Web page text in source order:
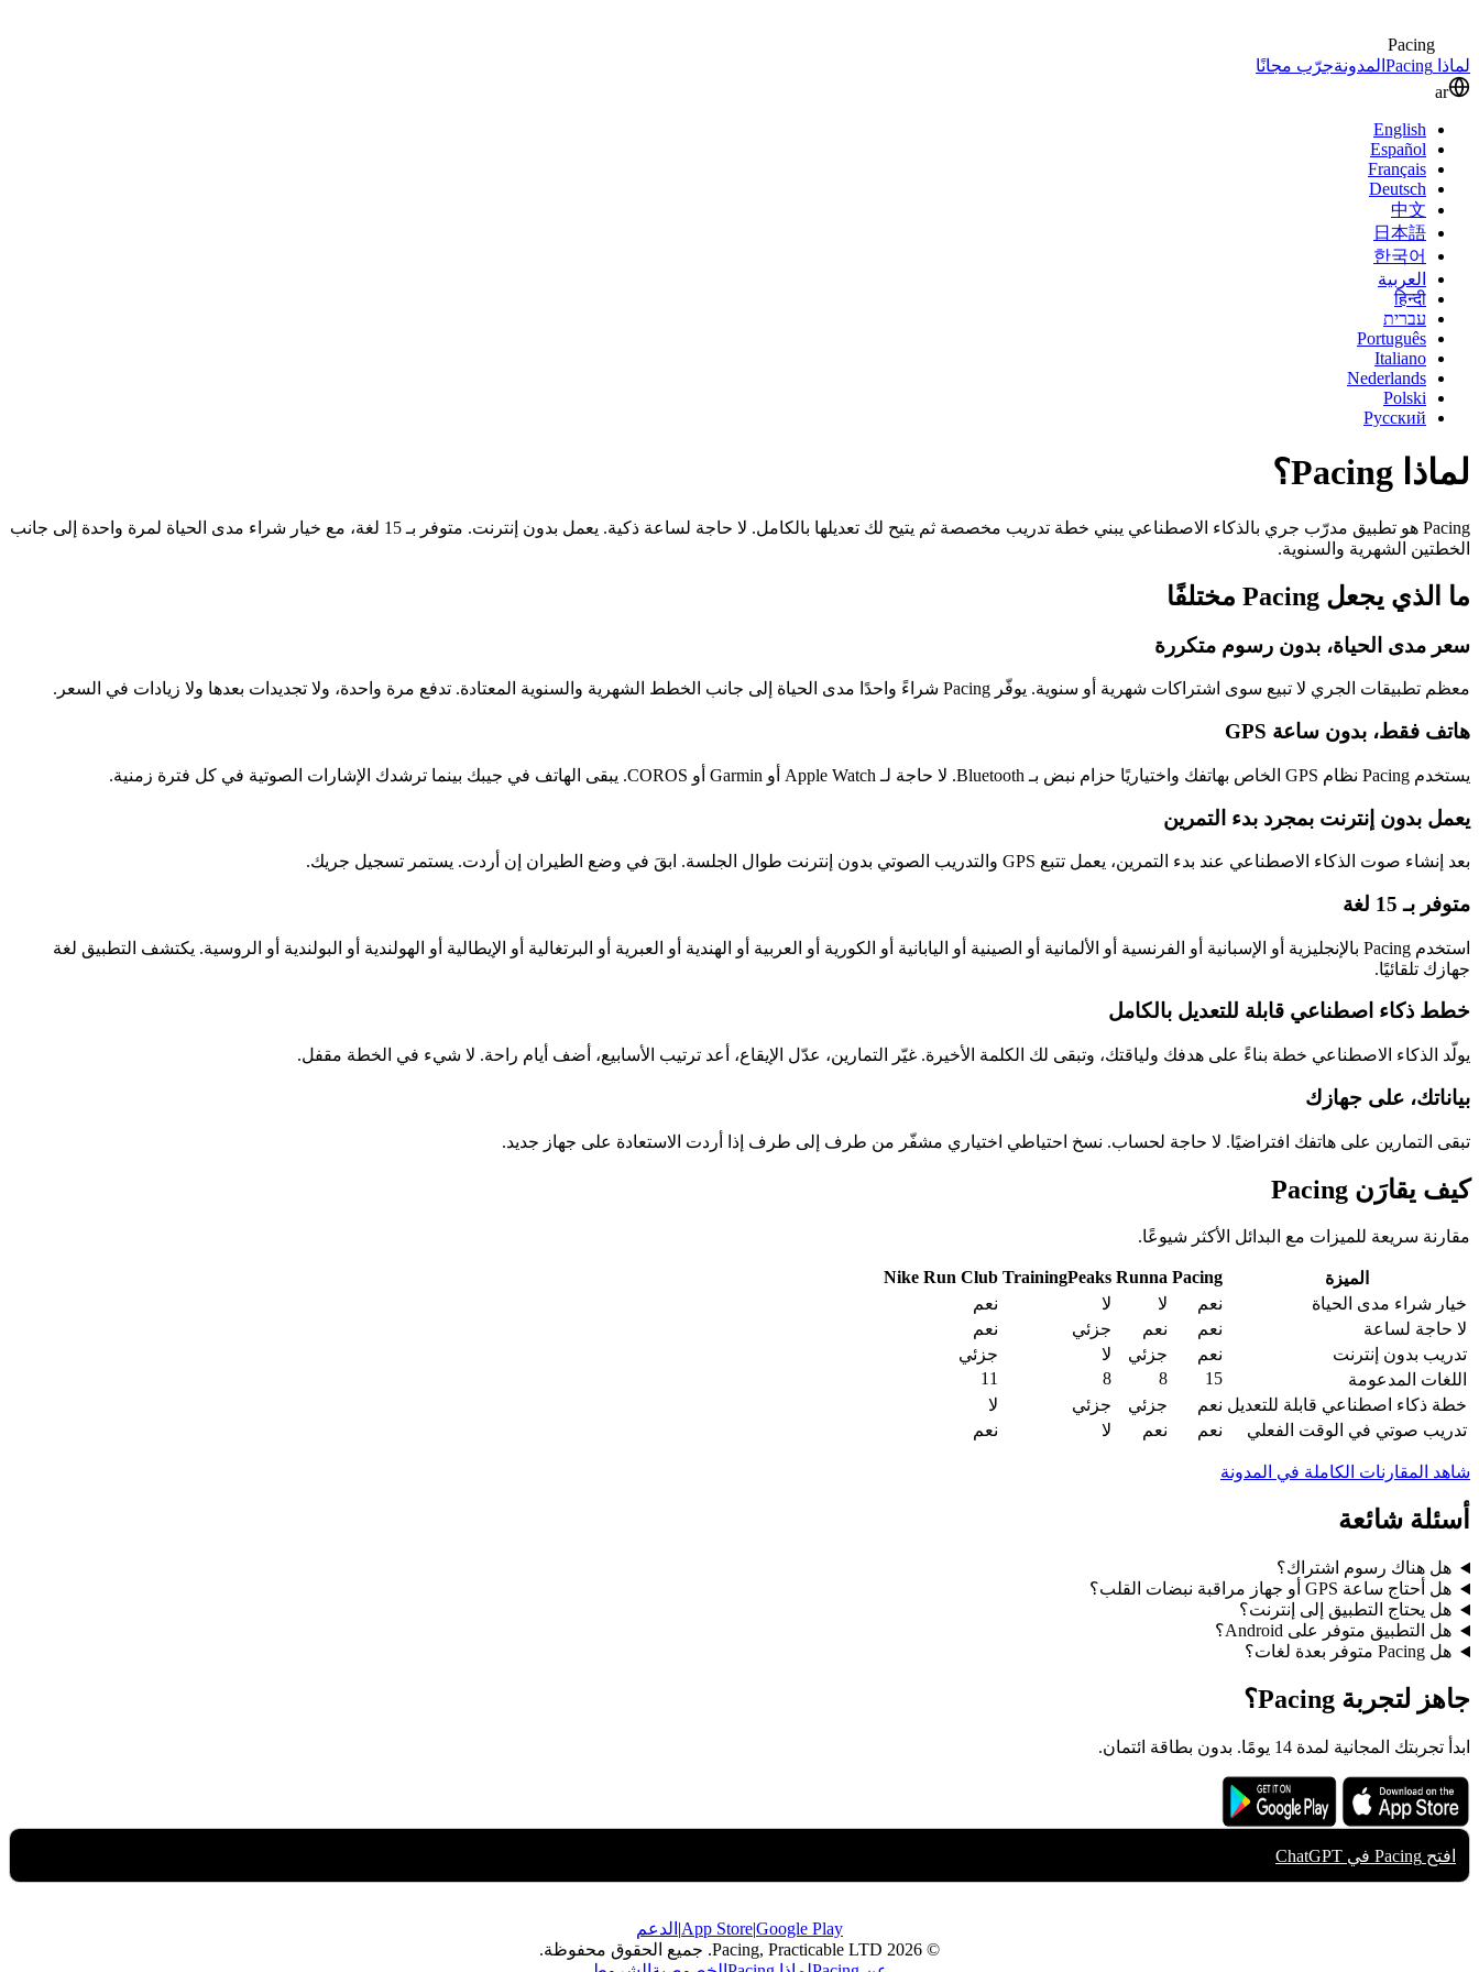
Pacing
لماذا Pacing
المدونةجرّب مجانًا
ar
English
Español
Français
Deutsch
中文
日本語
한국어
العربية
हिन्दी
עברית
Português
Italiano
Nederlands
Polski
Русский
لماذا Pacing؟
Pacing هو تطبيق مدرّب جري بالذكاء الاصطناعي يبني خطة تدريب مخصصة ثم يتيح لك تعديلها بالكامل. لا حاجة لساعة ذكية. يعمل بدون إنترنت. متوفر بـ 15 لغة، مع خيار شراء مدى الحياة لمرة واحدة إلى جانب
الخطتين الشهرية والسنوية.
ما الذي يجعل Pacing مختلفًا
سعر مدى الحياة، بدون رسوم متكررة
معظم تطبيقات الجري لا تبيع سوى اشتراكات شهرية أو سنوية. يوفّر Pacing شراءً واحدًا مدى الحياة إلى جانب الخطط الشهرية والسنوية المعتادة. تدفع مرة واحدة، ولا تجديدات بعدها ولا زيادات في السعر.
هاتف فقط، بدون ساعة GPS
يستخدم Pacing نظام GPS الخاص بهاتفك واختياريًا حزام نبض بـ Bluetooth. لا حاجة لـ Apple Watch أو Garmin أو COROS. يبقى الهاتف في جيبك بينما ترشدك الإشارات الصوتية في كل فترة زمنية.
يعمل بدون إنترنت بمجرد بدء التمرين
بعد إنشاء صوت الذكاء الاصطناعي عند بدء التمرين، يعمل تتبع GPS والتدريب الصوتي بدون إنترنت طوال الجلسة. ابقَ في وضع الطيران إن أردت. يستمر تسجيل جريك.
متوفر بـ 15 لغة
استخدم Pacing بالإنجليزية أو الإسبانية أو الفرنسية أو الألمانية أو الصينية أو اليابانية أو الكورية أو العربية أو الهندية أو العبرية أو البرتغالية أو الإيطالية أو الهولندية أو البولندية أو الروسية. يكتشف التطبيق لغة
جهازك تلقائيًا.
خطط ذكاء اصطناعي قابلة للتعديل بالكامل
يولّد الذكاء الاصطناعي خطة بناءً على هدفك ولياقتك، وتبقى لك الكلمة الأخيرة. غيّر التمارين، عدّل الإيقاع، أعد ترتيب الأسابيع، أضف أيام راحة. لا شيء في الخطة مقفل.
بياناتك، على جهازك
تبقى التمارين على هاتفك افتراضيًا. لا حاجة لحساب. نسخ احتياطي اختياري مشفّر من طرف إلى طرف إذا أردت الاستعادة على جهاز جديد.
كيف يقارَن Pacing
مقارنة سريعة للميزات مع البدائل الأكثر شيوعًا.
الميزة Pacing
Runna
TrainingPeaks
Nike Run Club
خيار شراء مدى الحياة
نعم لا لا
نعم
لا حاجة لساعة
نعم نعم جزئي
نعم
تدريب بدون إنترنت
نعم جزئي لا
جزئي
اللغات المدعومة
15
8
8
11
خطة ذكاء اصطناعي قابلة للتعديل نعم جزئي جزئي
لا
تدريب صوتي في الوقت الفعلي
نعم نعم لا نعم
شاهد المقارنات الكاملة في المدونة
أسئلة شائعة
هل هناك رسوم اشتراك؟
هل أحتاج ساعة GPS أو جهاز مراقبة نبضات القلب؟
هل يحتاج التطبيق إلى إنترنت؟
هل التطبيق متوفر على Android؟
هل Pacing متوفر بعدة لغات؟
جاهز لتجربة Pacing؟
ابدأ تجربتك المجانية لمدة 14 يومًا. بدون بطاقة ائتمان.
Download on the
App Store
Get it on
Google Play
افتح Pacing في ChatGPT
App Store|Google Play
| الدعم
© 2026 Pacing, Practicable LTD. جميع الحقوق محفوظة.